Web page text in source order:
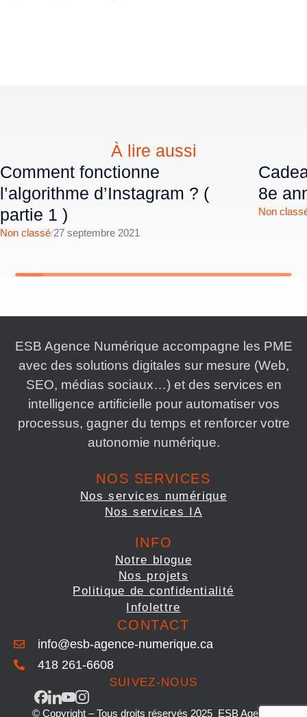
À lire aussi
Comment fonctionne
l’algorithme d’Instagram ? (
partie 1 )
Non classé/27 septembre 2021
8e
Non
ESB Agence Numérique accompagne les PME
avec des solutions digitales sur mesure (Web,
SEO, médias sociaux…) et des services en
intelligence artificielle pour automatiser vos
processus, gagner du temps et renforcer votre
autonomie numérique.
NOS SERVICES
Nos services numérique
Nos services IA
INFO
Notre blogue
Nos projets
Politique de confidentialité
Infolettre
CONTACT
info@esb-agence-numerique.ca
418 261-6608
SUIVEZ-NOUS
© Copyright – Tous droits réservés 2025 ESB Agence